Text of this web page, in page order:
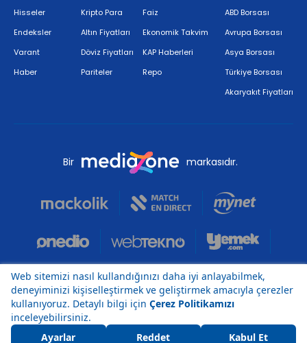
Hisseler
Endeksler
Varant
Haber
Kripto Para
Altın Fiyatları
Döviz Fiyatları
Pariteler
Faiz
Ekonomik Takvim
KAP Haberleri
Repo
ABD Borsası
Avrupa Borsası
Asya Borsası
Türkiye Borsası
Akaryakıt Fiyatları
Bir markasıdır.